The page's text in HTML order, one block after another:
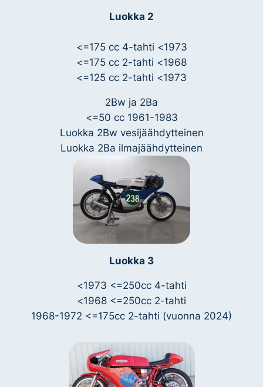
Luokka 2
<=175 cc 4-tahti <1973
<=175 cc 2-tahti <1968
<=125 cc 2-tahti <1973
2Bw ja 2Ba
<=50 cc 1961-1983
Luokka 2Bw vesijäähdytteinen
Luokka 2Ba ilmajäähdytteinen
Luokka 3
<1973 <=250cc 4-tahti
<1968 <=250cc 2-tahti
1968-1972 <=175cc 2-tahti (vuonna 2024)